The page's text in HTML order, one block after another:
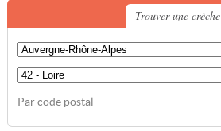
Trouver une crèche
Par code postal